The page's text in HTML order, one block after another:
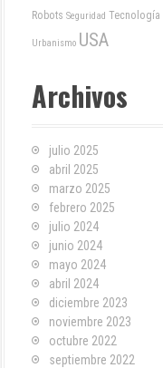
Robots Seguridad Tecnología
Urbanismo USA
Archivos
julio 2025
abril 2025
marzo 2025
febrero 2025
julio 2024
junio 2024
mayo 2024
abril 2024
diciembre 2023
noviembre 2023
octubre 2022
septiembre 2022